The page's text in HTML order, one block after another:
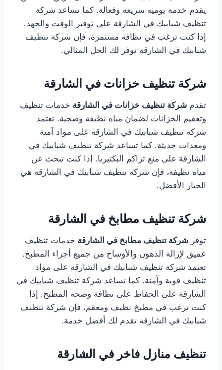
يقدم خدمة يومية سريعة وفعالة. كما تساعد شركة
تنظيف شبابيك في الشارقة على توفير الوقت والجهد.
إذا كنت ترغب في نظافة مستمرة، فإن شركة تنظيف
شبابيك في الشارقة توفر لك الحل المثالي.
شركة تنظيف خزانات في الشارقة
تقدم شركة تنظيف خزانات في الشارقة خدمات تنظيف
وتعقيم الخزانات لضمان مياه نظيفة وصحية. تعتمد
شركة تنظيف شبابيك في الشارقة على مواد آمنة
ومعدات حديثة. كما تساعد شركة تنظيف شبابيك في
الشارقة على منع تراكم البكتيريا. إذا كنت تبحث عن
مياه نظيفة، فإن شركة تنظيف شبابيك في الشارقة هي
الخيار الأفضل.
شركة تنظيف مطابخ في الشارقة
توفر شركة تنظيف مطابخ في الشارقة خدمات تنظيف
عميق لإزالة الدهون والأوساخ من جميع أجزاء المطبخ.
تعتمد شركة تنظيف شبابيك في الشارقة على مواد
تنظيف قوية وآمنة. كما تساعد شركة تنظيف شبابيك في
الشارقة على الحفاظ على نظافة وصحة المطبخ. إذا
كنت ترغب في مطبخ نظيف ومعقم، فإن شركة تنظيف
شبابيك في الشارقة تقدم لك أفضل خدمة.
تنظيف منازل فاخر في الشارقة